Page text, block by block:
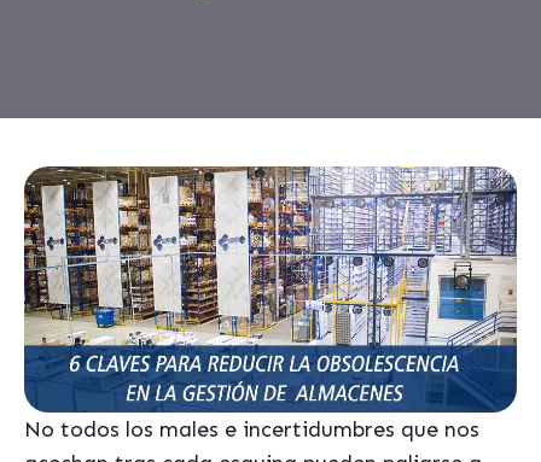
No todos los males e incertidumbres que nos